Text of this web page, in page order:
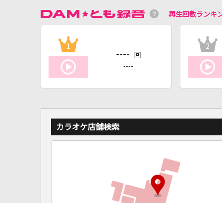
再生回数ランキ
1
---- 回
----
2
カラオケ店舗検索